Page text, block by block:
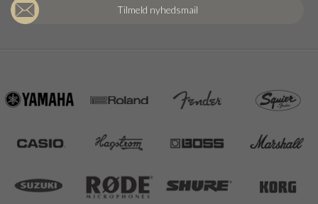
Tilmeld nyhedsmail